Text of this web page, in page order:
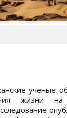
ученые
жизни